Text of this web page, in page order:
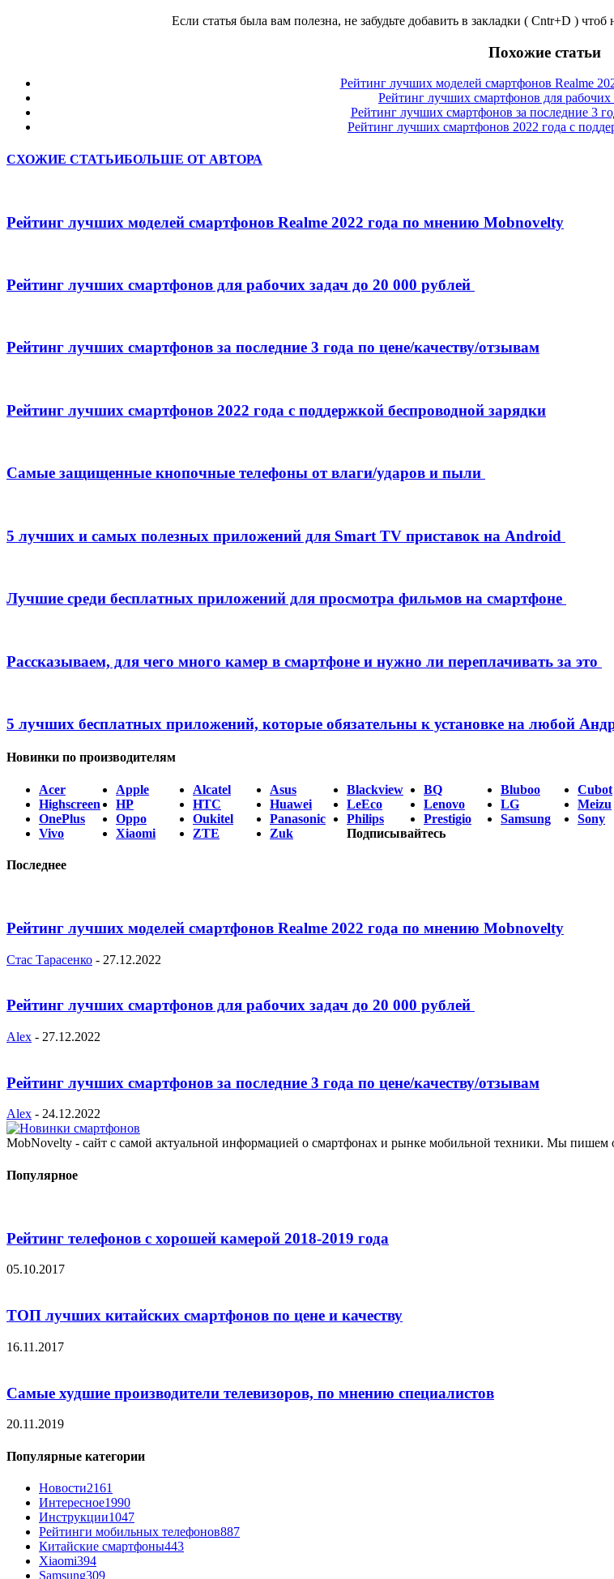
Если статья была вам полезна, не забудьте добавить в закладки ( Cntr+D )
Похожие статьи
Рейтинг лучших моделей смартфонов Realme
Рейтинг лучших смартфонов для рабочих
Рейтинг лучших смартфонов за последние 3
Рейтинг лучших смартфонов 2022 года с
СХОЖИЕ СТАТЬИБОЛЬШЕ ОТ АВТОРА
Рейтинг лучших моделей смартфонов Realme 2022 года по мнению Mobnovelty
Рейтинг лучших смартфонов для рабочих задач до 20 000 рублей
Рейтинг лучших смартфонов за последние 3 года по цене/качеству/отзывам
Рейтинг лучших смартфонов 2022 года с поддержкой беспроводной зарядки
Самые защищенные кнопочные телефоны от влаги/ударов и пыли
5 лучших и самых полезных приложений для Smart TV приставок на Android
Лучшие среди бесплатных приложений для просмотра фильмов на смартфоне
Рассказываем, для чего много камер в смартфоне и нужно ли переплачивать за это
5 лучших бесплатных приложений, которые обязательны к установке на любой
Новинки по производителям
Acer Apple Alcatel Asus Blackview BQ Bluboo Cubot
Highscreen
HP HTC Huawei LeEco Lenovo LG Meizu
OnePlus
Oppo Oukitel Panasonic Philips Prestigio Samsung Sony
Vivo
Xiaomi ZTE Zuk Подписывайтесь
Последнее
Рейтинг лучших моделей смартфонов Realme 2022 года по мнению Mobnovelty
Стас Тарасенко - 27.12.2022
Рейтинг лучших смартфонов для рабочих задач до 20 000 рублей
Alex - 27.12.2022
Рейтинг лучших смартфонов за последние 3 года по цене/качеству/отзывам
Alex - 24.12.2022
MobNovelty - сайт с самой актуальной информацией о смартфонах и рынке мобильной техники. Мы пишем
Популярное
Рейтинг телефонов с хорошей камерой 2018-2019 года
05.10.2017
ТОП лучших китайских смартфонов по цене и качеству
16.11.2017
Самые худшие производители телевизоров, по мнению специалистов
20.11.2019
Популярные категории
Новости2161
Интересное1990
Инструкции1047
Рейтинги мобильных телефонов887
Китайские смартфоны443
Xiaomi394
Samsung309